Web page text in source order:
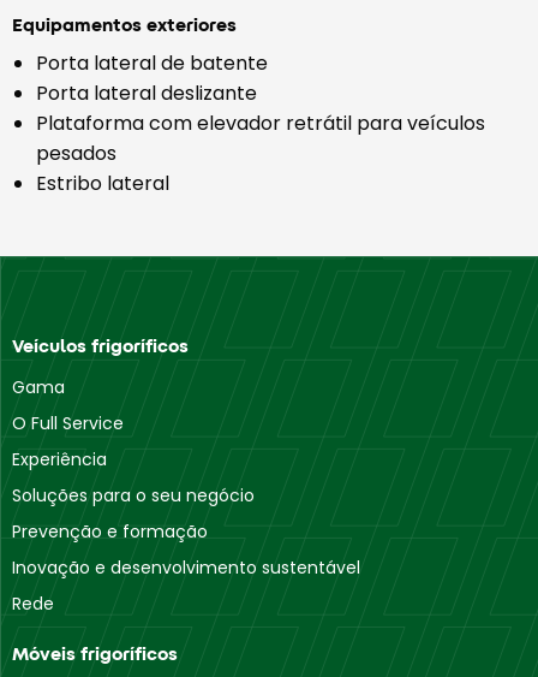
Equipamentos exteriores
Porta lateral de batente
Porta lateral deslizante
Plataforma com elevador retrátil para veículos
pesados
Estribo lateral
Veículos frigoríficos
Gama
O Full Service
Experiência
Soluções para o seu negócio
Prevenção e formação
Inovação e desenvolvimento sustentável
Rede
Móveis frigoríficos